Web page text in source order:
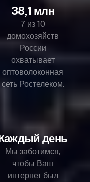
38,1 млн
7 из 10
домохозяйств
России
охватывает
оптоволоконная
сеть Ростелеком.
день
Мы заботимся,
чтобы Ваш
интернет был